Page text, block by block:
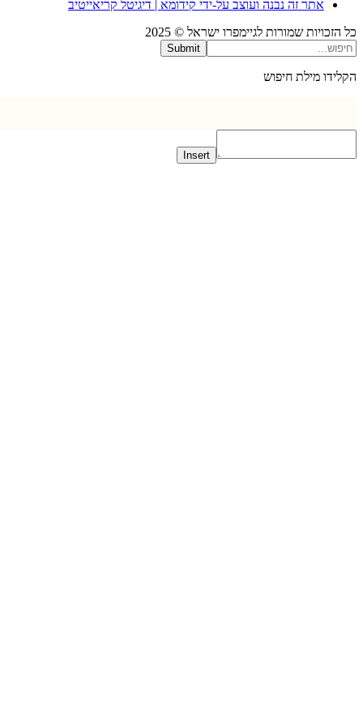
אתר זה נבנה ועוצב על-ידי קידומא | דיגיטל קריאייטיב
שמורות לגיימפרו ישראל © 2025
Submit
מילת חיפוש
Insert